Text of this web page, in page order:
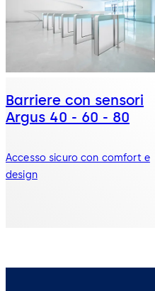
Barriere con sensori
Argus 40 - 60 - 80
Accesso sicuro con comfort e
design